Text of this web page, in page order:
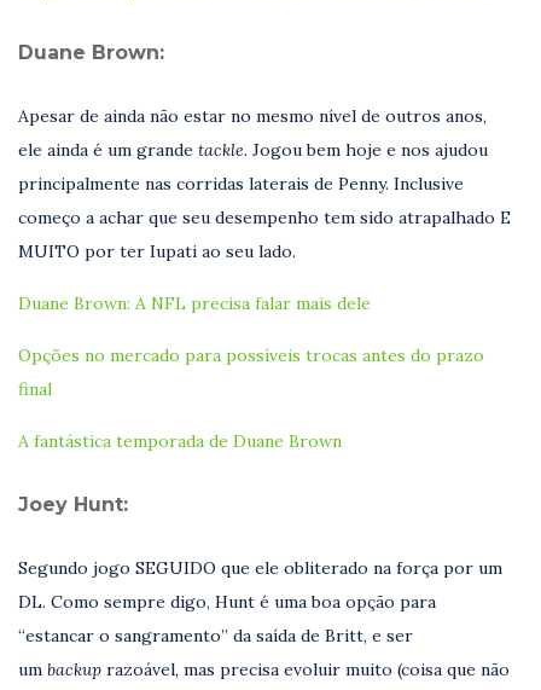
Duane Brown:
Apesar de ainda não estar no mesmo nível de outros anos,
ele ainda é um grande tackle. Jogou bem hoje e nos ajudou
principalmente nas corridas laterais de Penny. Inclusive
começo a achar que seu desempenho tem sido atrapalhado E
MUITO por ter Iupati ao seu lado.
Duane Brown: A NFL precisa falar mais dele
Opções no mercado para possíveis trocas antes do prazo
final
A fantástica temporada de Duane Brown
Joey Hunt:
Segundo jogo SEGUIDO que ele obliterado na força por um
DL. Como sempre digo, Hunt é uma boa opção para
“estancar o sangramento” da saída de Britt, e ser
um backup razoável, mas precisa evoluir muito (coisa que não